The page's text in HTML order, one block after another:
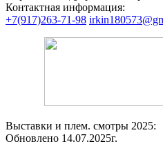
Контактная информация:
+7(917)263-71-98
Выставки и плем. смотры 2025:
Обновлено 14.07.2025г.